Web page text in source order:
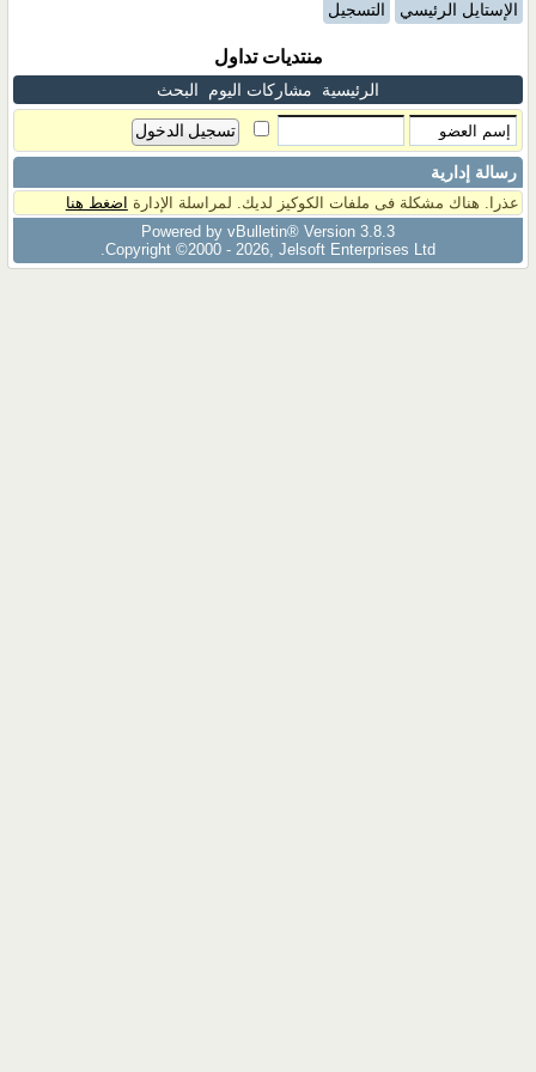
الإستايل الرئيسي التسجيل
منتديات تداول
الرئيسية مشاركات اليوم البحث
رسالة إدارية
عذرا. هناك مشكلة فى ملفات الكوكيز لديك. لمراسلة الإدارة اضغط هنا
Powered by vBulletin® Version 3.8.3
Copyright ©2000 - 2026, Jelsoft Enterprises Ltd.